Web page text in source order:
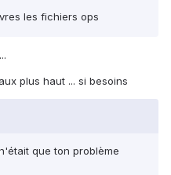
les fichiers ops
plus haut ... si besoins
que ton problème